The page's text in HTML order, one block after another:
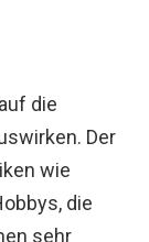
die
Der
wie
die
sehr